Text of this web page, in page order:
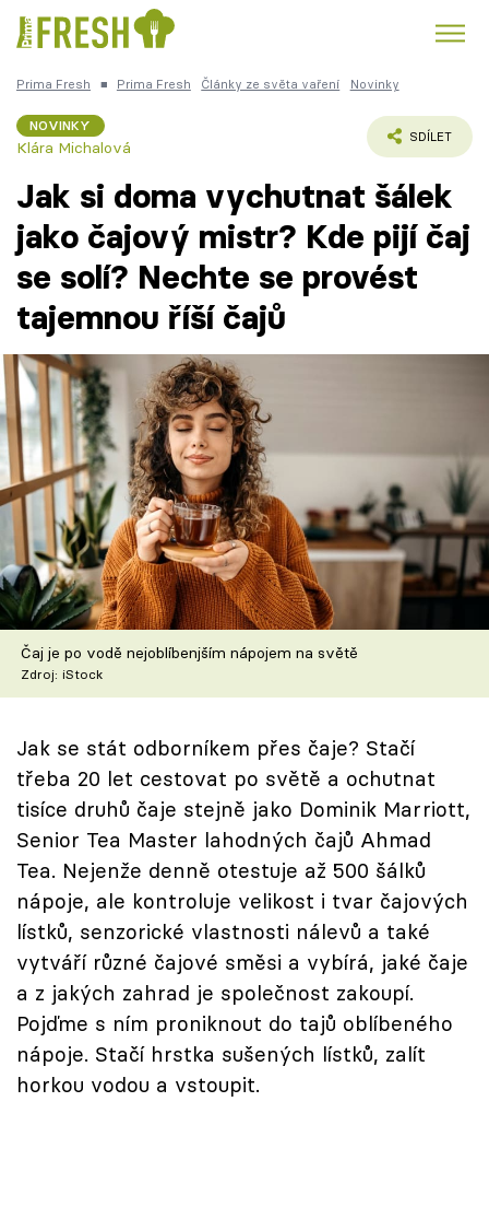
Česká kuchyně
Témata
Recepty
Články
TV Program
Škola vaření
Recepty z TV
Speciál: Cuketa
Těhotnej kuchař
Přihlášení
Sledujte nás
Prima Fresh ■ Prima Fresh Články ze světa vaření Novinky
NOVINKY
Klára Michalová
SDÍLET
Jak si doma vychutnat šálek
jako čajový mistr? Kde pijí čaj
se solí? Nechte se provést
tajemnou říší čajů
Čaj je po vodě nejoblíbenjším nápojem na světě
Zdroj: iStock
Jak se stát odborníkem přes čaje? Stačí
třeba 20 let cestovat po světě a ochutnat
tisíce druhů čaje stejně jako Dominik Marriott,
Senior Tea Master lahodných čajů Ahmad
Tea. Nejenže denně otestuje až 500 šálků
nápoje, ale kontroluje velikost i tvar čajových
lístků, senzorické vlastnosti nálevů a také
vytváří různé čajové směsi a vybírá, jaké čaje
a z jakých zahrad je společnost zakoupí.
Pojďme s ním proniknout do tajů oblíbeného
nápoje. Stačí hrstka sušených lístků, zalít
horkou vodou a vstoupit.